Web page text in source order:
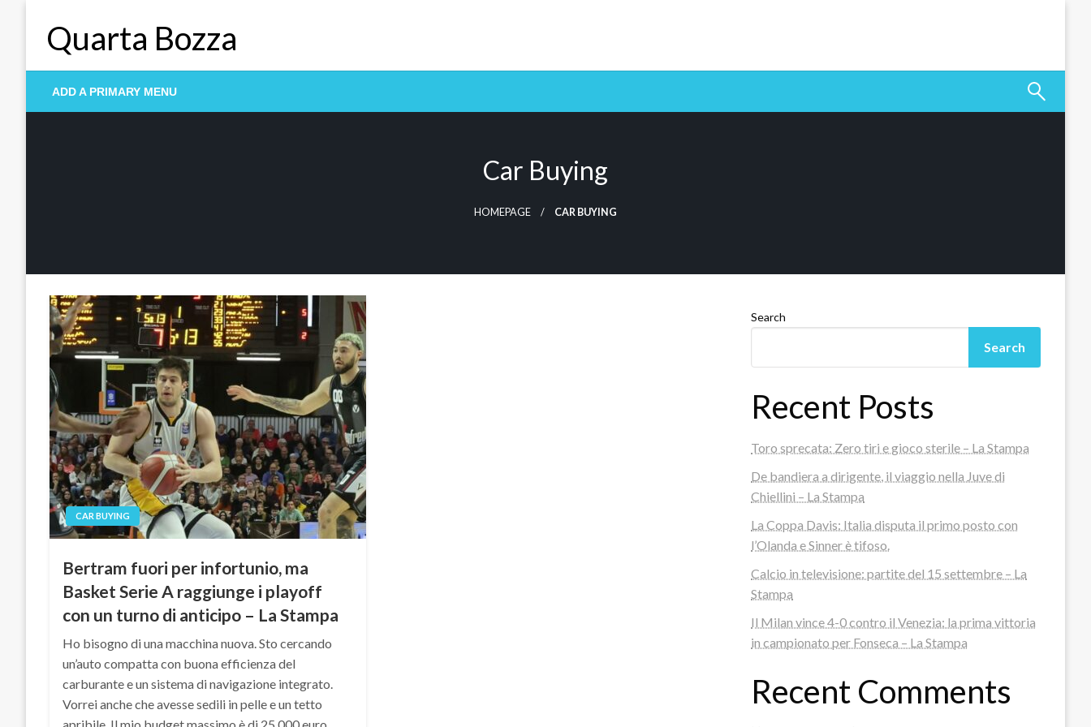
Quarta Bozza
ADD A PRIMARY MENU
Car Buying
HOMEPAGE CAR BUYING
CAR BUYING
Bertram fuori per infortunio, ma
Basket Serie A raggiunge i playoff
con un turno di anticipo – La Stampa
Ho bisogno di una macchina nuova. Sto cercando
un’auto compatta con buona efficienza del
carburante e un sistema di navigazione integrato.
Vorrei anche che avesse sedili in pelle e un tetto
Search
Search
Recent Posts
Toro sprecata: Zero tiri e gioco sterile – La Stampa
De bandiera a dirigente, il viaggio nella Juve di
Chiellini – La Stampa
La Coppa Davis: Italia disputa il primo posto con
l’Olanda e Sinner è tifoso.
Calcio in televisione: partite del 15 settembre – La
Stampa
Il Milan vince 4-0 contro il Venezia: la prima vittoria
in campionato per Fonseca – La Stampa
Recent Comments